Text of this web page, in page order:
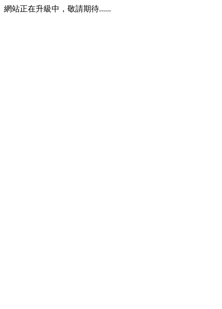
網站正在升級中，敬請期待......